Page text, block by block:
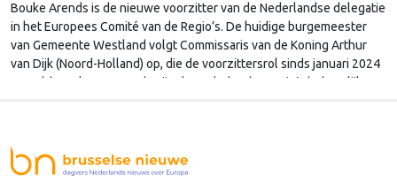
Bouke Arends is de nieuwe voorzitter van de Nederlandse delegatie
in het Europees Comité van de Regio’s. De huidige burgemeester
van Gemeente Westland volgt Commissaris van de Koning Arthur
van Dijk (Noord-Holland) op, die de voorzittersrol sinds januari 2024
vervulde. Volgens Arends zijn de Nederlandse regio’s behoorlijk